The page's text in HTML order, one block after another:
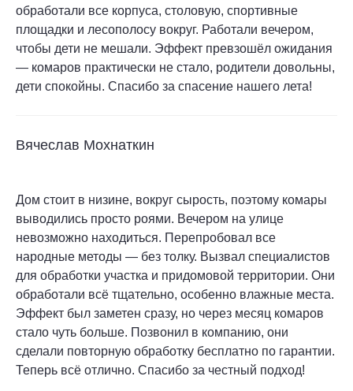
обработали все корпуса, столовую, спортивные
площадки и лесополосу вокруг. Работали вечером,
чтобы дети не мешали. Эффект превзошёл ожидания
— комаров практически не стало, родители довольны,
дети спокойны. Спасибо за спасение нашего лета!
Вячеслав Мохнаткин
Дом стоит в низине, вокруг сырость, поэтому комары
выводились просто роями. Вечером на улице
невозможно находиться. Перепробовал все
народные методы — без толку. Вызвал специалистов
для обработки участка и придомовой территории. Они
обработали всё тщательно, особенно влажные места.
Эффект был заметен сразу, но через месяц комаров
стало чуть больше. Позвонил в компанию, они
сделали повторную обработку бесплатно по гарантии.
Теперь всё отлично. Спасибо за честный подход!